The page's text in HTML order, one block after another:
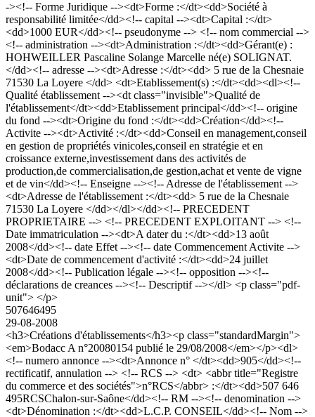
-><!-- Forme Juridique --><dt>Forme :</dt><dd>Société à
responsabilité limitée</dd><!-- capital --><dt>Capital :</dt>
<dd>1000 EUR</dd><!-- pseudonyme --> <!-- nom commercial -->
<!-- administration --><dt>Administration :</dt><dd>Gérant(e) :
HOHWEILLER Pascaline Solange Marcelle né(e) SOLIGNAT.
</dd><!-- adresse --><dt>Adresse :</dt><dd> 5 rue de la Chesnaie
71530 La Loyere </dd> <dt>Etablissement(s) :</dt><dd><dl><!--
Qualité établissement --><dt class="invisible">Qualité de
l'établissement</dt><dd>Etablissement principal</dd><!-- origine
du fond --><dt>Origine du fond :</dt><dd>Création</dd><!--
Activite --><dt>Activité :</dt><dd>Conseil en management,conseil
en gestion de propriétés vinicoles,conseil en stratégie et en
croissance externe,investissement dans des activités de
production,de commercialisation,de gestion,achat et vente de vigne
et de vin</dd><!-- Enseigne --><!-- Adresse de l'établissement -->
<dt>Adresse de l'établissement :</dt><dd> 5 rue de la Chesnaie
71530 La Loyere </dd></dl></dd><!-- PRECEDENT
PROPRIETAIRE --> <!-- PRECEDENT EXPLOITANT --> <!--
Date immatriculation --><dt>A dater du :</dt><dd>13 août
2008</dd><!-- date Effet --><!-- date Commencement Activite -->
<dt>Date de commencement d'activité :</dt><dd>24 juillet
2008</dd><!-- Publication légale --><!-- opposition --><!--
déclarations de creances --><!-- Descriptif --></dl> <p class="pdf-
unit"> </p>
507646495
29-08-2008
<h3>Créations d'établissements</h3><p class="standardMargin">
<em>Bodacc A n°20080154 publié le 29/08/2008</em></p><dl>
<!-- numero annonce --><dt>Annonce n° </dt><dd>905</dd><!--
rectificatif, annulation --> <!-- RCS --> <dt> <abbr title="Registre
du commerce et des sociétés">n°RCS</abbr> :</dt><dd>507 646
495RCSChalon-sur-Saône</dd><!-- RM --><!-- denomination -->
<dt>Dénomination :</dt><dd>L.C.P. CONSEIL</dd><!-- Nom -->